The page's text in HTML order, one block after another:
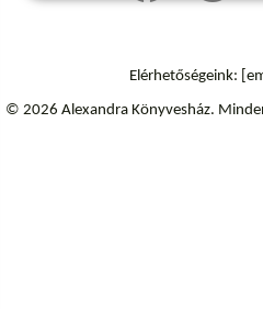
Elérhetőségeink:
© 2026 Alexandra Könyvesház.